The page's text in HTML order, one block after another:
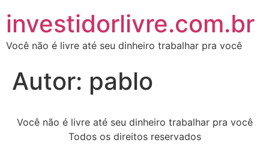
investidorlivre.com.br
Você não é livre até seu dinheiro trabalhar pra você
Autor: pablo
Você não é livre até seu dinheiro trabalhar pra você
Todos os direitos reservados